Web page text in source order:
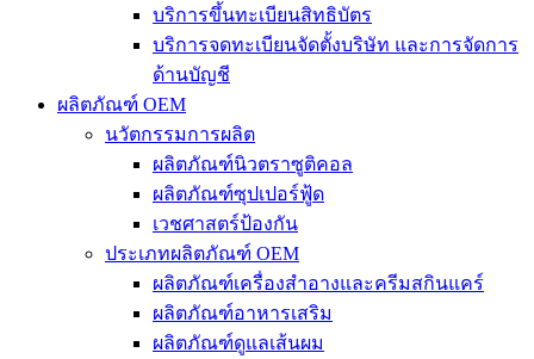
บริการขึ้นทะเบียนสิทธิบัตร
บริการจดทะเบียนจัดตั้งบริษัท และการจัดการ
ด้านบัญชี
ผลิตภัณฑ์ OEM
นวัตกรรมการผลิต
ผลิตภัณฑ์นิวตราซูติคอล
ผลิตภัณฑ์ซุปเปอร์ฟู้ด
เวชศาสตร์ป้องกัน
ประเภทผลิตภัณฑ์ OEM
ผลิตภัณฑ์เครื่องสำอางและครีมสกินแคร์
ผลิตภัณฑ์อาหารเสริม
ผลิตภัณฑ์ดูแลเส้นผม